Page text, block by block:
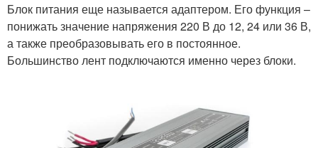
Блок питания еще называется адаптером. Его функция –
понижать значение напряжения 220 В до 12, 24 или 36 В,
а также преобразовывать его в постоянное.
Большинство лент подключаются именно через блоки.